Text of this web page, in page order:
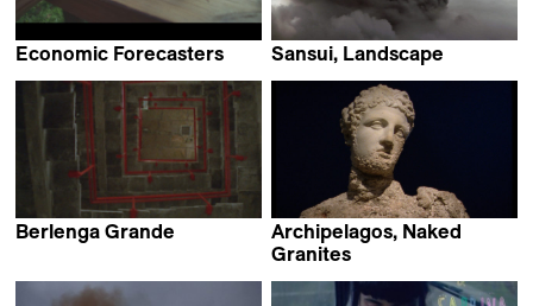
Economic Forecasters
Sansui, Landscape
Berlenga Grande
Archipelagos, Naked
Granites